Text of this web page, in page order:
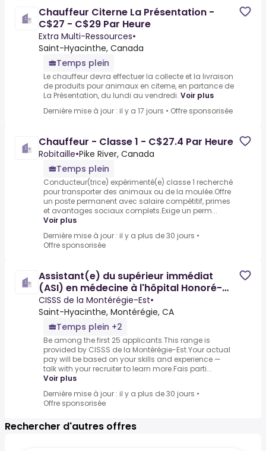
Chauffeur Citerne La Présentation -
C$27 - C$29 Par Heure
Extra Multi-Ressources•
Saint-Hyacinthe, Canada
Temps plein
Le chauffeur devra effectuer la collecte et la livraison
de produits pour animaux en citerne, en partance de
La Présentation, du lundi au vendredi. Voir plus
Dernière mise à jour : il y a 17 jours • Offre sponsorisée
Chauffeur - Classe 1 - C$27.4 Par Heure
Robitaille•Pike River, Canada
Temps plein
Conducteur(trice) expérimenté(e) classe 1 recherché
pour transporter des animaux ou de la moulée.Offre
un poste permanent avec salaire compétitif, primes
et avantages sociaux complets.Exige un perm...
Voir plus
Dernière mise à jour : il y a plus de 30 jours •
Offre sponsorisée
Assistant(e) du supérieur immédiat
(ASI) en médecine à l'hôpital Honoré-
Mercier
CISSS de la Montérégie-Est•
Saint-Hyacinthe, Montérégie, CA
Temps plein +2
Be among the first 25 applicants.This range is
provided by CISSS de la Montérégie-Est.Your actual
pay will be based on your skills and experience —
talk with your recruiter to learn more.Fais parti...
Voir plus
Dernière mise à jour : il y a plus de 30 jours •
Offre sponsorisée
Rechercher d'autres offres